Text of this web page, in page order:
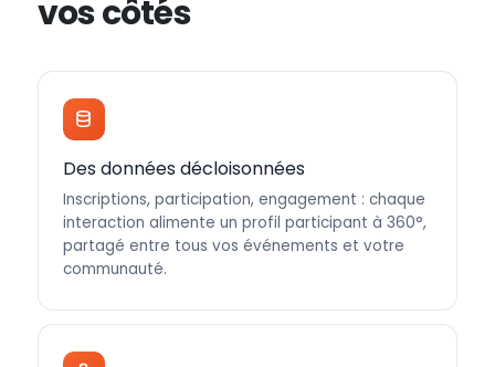
vos côtés
Des données décloisonnées
Inscriptions, participation, engagement : chaque
interaction alimente un profil participant à 360°,
partagé entre tous vos événements et votre
communauté.